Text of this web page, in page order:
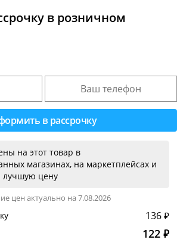
в розничном
на этот товар в
магазинах, на маркетплейсах и
лучшую цену
цен актуально на 7.08.2026
136 ₽
122 ₽